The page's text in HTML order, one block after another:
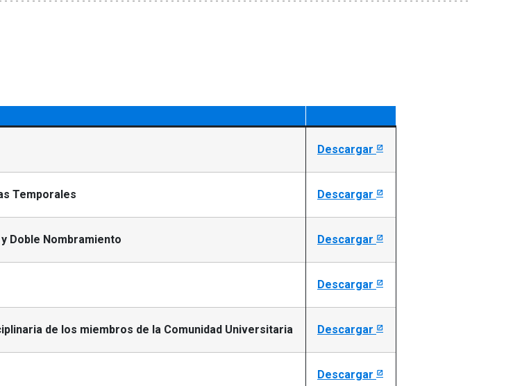
Descargar
Temporales Descargar
Doble Nombramiento Descargar
Descargar
de los miembros de la Comunidad Universitaria Descargar
Descargar